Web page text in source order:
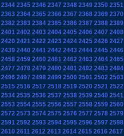
2344 2345 2346 2347 2348 2349 2350 2351
2363 2364 2365 2366 2367 2368 2369 2370
2382 2383 2384 2385 2386 2387 2388 2389
2401 2402 2403 2404 2405 2406 2407 2408
2420 2421 2422 2423 2424 2425 2426 2427
2439 2440 2441 2442 2443 2444 2445 2446
2458 2459 2460 2461 2462 2463 2464 2465
2477 2478 2479 2480 2481 2482 2483 2484
2496 2497 2498 2499 2500 2501 2502 2503
2515 2516 2517 2518 2519 2520 2521 2522
2534 2535 2536 2537 2538 2539 2540 2541
2553 2554 2555 2556 2557 2558 2559 2560
2572 2573 2574 2575 2576 2577 2578 2579
2591 2592 2593 2594 2595 2596 2597 2598
2610 2611 2612 2613 2614 2615 2616 2617